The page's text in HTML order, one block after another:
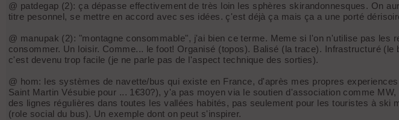
@ patdegap (2): ça dépasse effectivement de très loin les sphères skirandonnesques. On
titre pesonnel, se mettre en accord avec ses idées. ç'est déjà ça mais ça a une porté
@ manupak (2): "montagne consommable", j'ai bien ce terme. Meme si l'on n'utilise pas
consommer. Un loisir. Comme... le foot! Organisé (topos). Balisé (la trace). Infrastructuré
c'est devenu trop facile (je ne parle pas de l'aspect technique des sorties).
@ hom: les systèmes de navette/bus qui existe en France, d'après mes propres
Saint Martin Vésubie pour ... 1€30?), y'a pas moyen via le soutien d'association comme
des lignes régulières dans toutes les vallées habités, pas seulement pour les touristes à
(role social du bus). Un exemple dont on peut s'inspirer.